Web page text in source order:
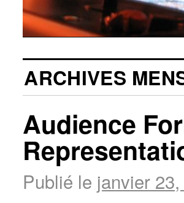
ARCHIVES
Audience
Publié le janvier